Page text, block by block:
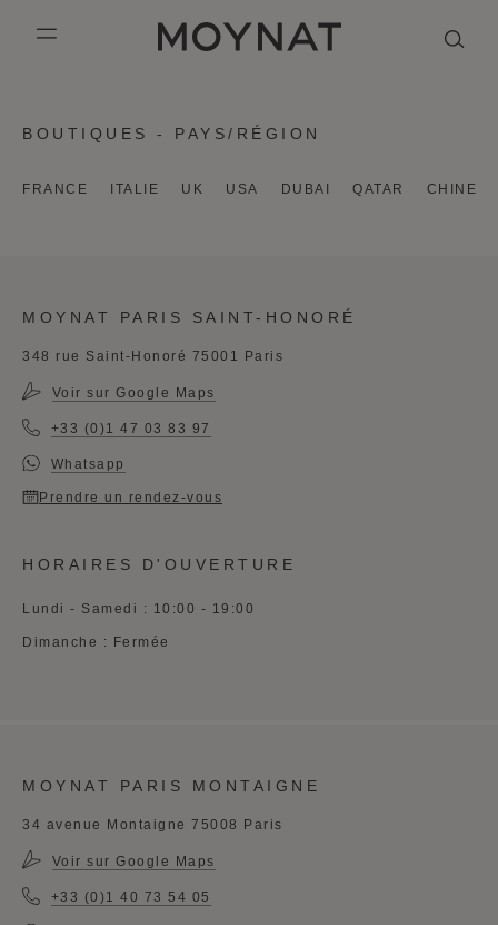
mobile_menu
MOYNAT PARIS
BOUTIQUES - PAYS/RÉGION
FRANCE ITALIE UK USA DUBAI QATAR CHINE
MOYNAT PARIS SAINT-HONORÉ
348 rue Saint-Honoré 75001 Paris
Voir sur Google Maps
+33 (0)1 47 03 83 97
Whatsapp
Prendre un rendez-vous
HORAIRES D'OUVERTURE
Lundi - Samedi : 10:00 - 19:00
Dimanche : Fermée
MOYNAT PARIS MONTAIGNE
34 avenue Montaigne 75008 Paris
Voir sur Google Maps
+33 (0)1 40 73 54 05
KASING LUNG COLLECTION
DUO BB
OUR HISTORY
ANGLAIS